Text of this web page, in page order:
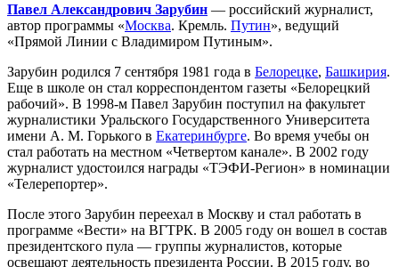
Павел Александрович Зарубин — российский журналист,
автор программы «Москва. Кремль. Путин», ведущий
«Прямой Линии с Владимиром Путиным».
Зарубин родился 7 сентября 1981 года в Белорецке, Башкирия.
Еще в школе он стал корреспондентом газеты «Белорецкий
рабочий». В 1998-м Павел Зарубин поступил на факультет
журналистики Уральского Государственного Университета
имени А. М. Горького в Екатеринбурге. Во время учебы он
стал работать на местном «Четвертом канале». В 2002 году
журналист удостоился награды «ТЭФИ-Регион» в номинации
«Телерепортер».
После этого Зарубин переехал в Москву и стал работать в
программе «Вести» на ВГТРК. В 2005 году он вошел в состав
президентского пула — группы журналистов, которые
освещают деятельность президента России. В 2015 году, во